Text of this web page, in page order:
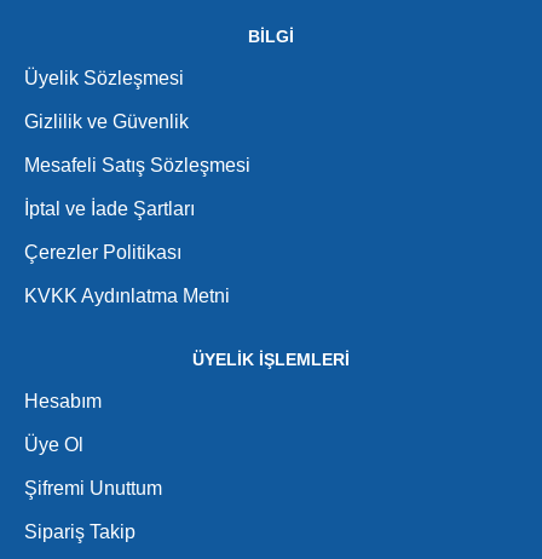
BİLGİ
Üyelik Sözleşmesi
Gizlilik ve Güvenlik
Mesafeli Satış Sözleşmesi
İptal ve İade Şartları
Çerezler Politikası
KVKK Aydınlatma Metni
ÜYELİK İŞLEMLERİ
Hesabım
Üye Ol
Şifremi Unuttum
Sipariş Takip